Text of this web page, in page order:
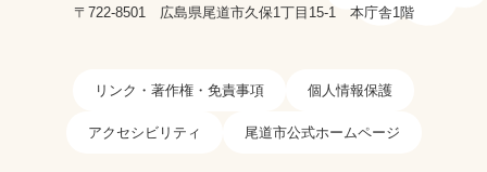
〒722-8501 広島県尾道市久保1丁目15-1 本庁舎1階
リンク・著作権・免責事項 個人情報保護
アクセシビリティ 尾道市公式ホームページ